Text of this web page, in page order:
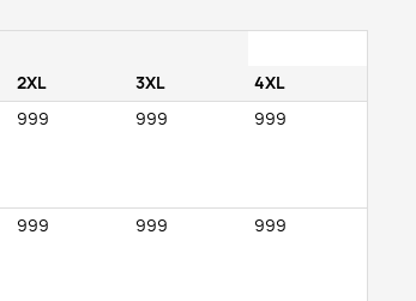
2XL 3XL 4XL
999 999 999
999 999 999